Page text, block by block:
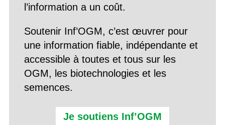
l’information a un coût.
Soutenir Inf’OGM, c’est œuvrer pour
une information fiable, indépendante et
accessible à toutes et tous sur les
OGM, les biotechnologies et les
semences.
Je soutiens Inf’OGM